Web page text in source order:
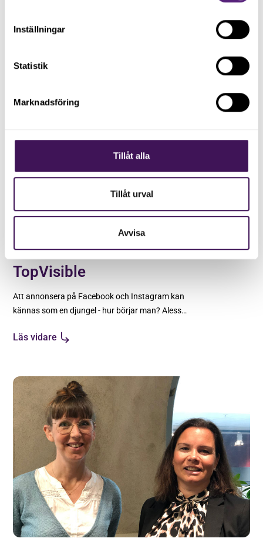
Inställningar
Statistik
Marknadsföring
Tillåt alla
Tillåt urval
Avvisa
Kom igång med annonsering på
Frukostseminarium med
TopVisible
Att annonsera på Facebook och Instagram kan
kännas som en djungel - hur börjar man? Alesso
oss en grundläggande genomgång!
Läs vidare